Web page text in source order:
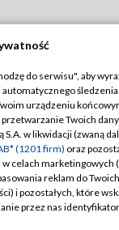
TVP
TVP
Cyfrowa
Regulamin TVP
Polityka
Moje zgody
Pomoc
do serwisu", aby
śledzenia
urządzeniu
Twoich
S.A. w likwidacji (zwaną
(1201 firm) oraz
w celach marketingowych
reklam do
i pozostałych, które
przez nas